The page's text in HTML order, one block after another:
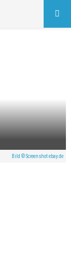
Bild © Screenshot ebay.de